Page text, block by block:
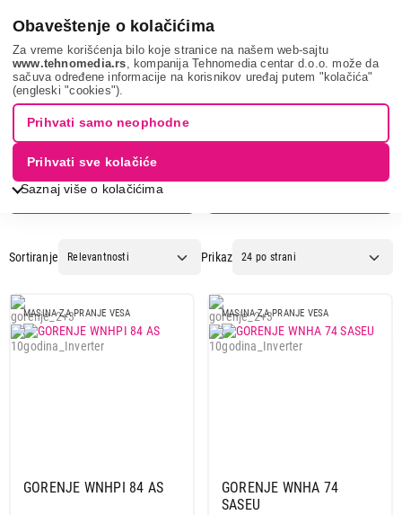
Obaveštenje o kolačićima
Za vreme korišćenja bilo koje stranice na našem web-sajtu
www.tehnomedia.rs , kompanija Tehnomedia centar d.o.o. može da
sačuva određene informacije na korisnikov uređaj putem "kolačića"
(engleski "cookies").
Saznaj više o kolačićima
Prihvati samo neophodne
Prihvati sve kolačiće
Gorenje
Pegle
Sortiranje Prikaz
MASINA ZA PRANJE VESA
GORENJE WNHPI 84 AS
MASINA ZA PRANJE VESA
GORENJE WNHA 74
SASEU